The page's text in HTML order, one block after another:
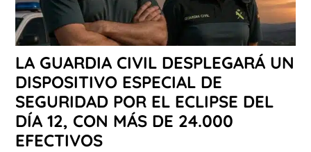
LA GUARDIA CIVIL DESPLEGARÁ UN
DISPOSITIVO ESPECIAL DE
SEGURIDAD POR EL ECLIPSE DEL
DÍA 12, CON MÁS DE 24.000
EFECTIVOS